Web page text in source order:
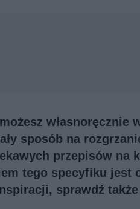
własnoręcznie
sposób na
przepisów na
tego specyfiku jest
sprawdź także